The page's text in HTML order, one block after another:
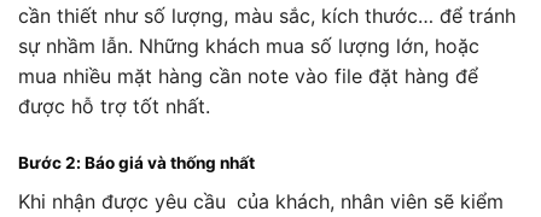
cần thiết như số lượng, màu sắc, kích thước… để tránh
sự nhầm lẫn. Những khách mua số lượng lớn, hoặc
mua nhiều mặt hàng cần note vào file đặt hàng để
được hỗ trợ tốt nhất.
Bước 2: Báo giá và thống nhất
Khi nhận được yêu cầu của khách, nhân viên sẽ kiểm